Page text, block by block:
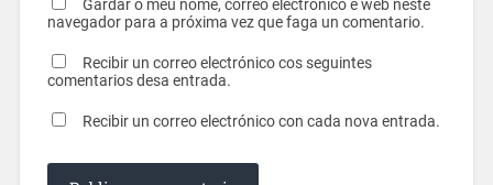
Gardar o meu nome, correo electrónico e web neste
navegador para a próxima vez que faga un comentario.
Recibir un correo electrónico cos seguintes
comentarios desa entrada.
Recibir un correo electrónico con cada nova entrada.